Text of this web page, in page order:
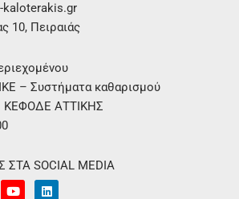
kaloterakis.gr
10, Πειραιάς
– Συστήματα καθαρισμού
ΚΕΦΟΔΕ ΑΤΤΙΚΗΣ
SOCIAL MEDIA
Y L